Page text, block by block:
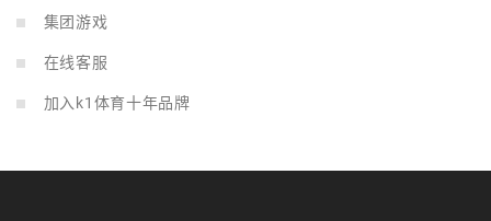
集团游戏
在线客服
加入k1体育十年品牌